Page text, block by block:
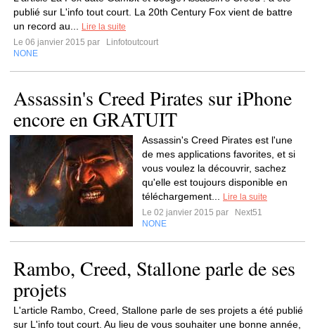
publié sur L'info tout court. La 20th Century Fox vient de battre
un record au...
Lire la suite
Le 06 janvier 2015 par
Linfotoutcourt
NONE
Assassin's Creed Pirates sur iPhone
encore en GRATUIT
Assassin's Creed Pirates est l'une
de mes applications favorites, et si
vous voulez la découvrir, sachez
qu'elle est toujours disponible en
téléchargement...
Lire la suite
Le 02 janvier 2015 par
Next51
NONE
Rambo, Creed, Stallone parle de ses
projets
L'article Rambo, Creed, Stallone parle de ses projets a été publié
sur L'info tout court. Au lieu de vous souhaiter une bonne année,